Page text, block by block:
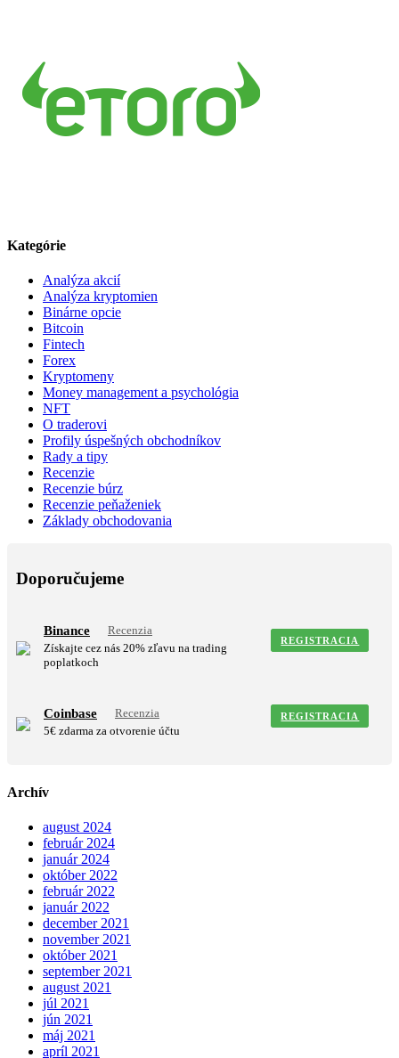
Kategórie
Analýza akcií
Analýza kryptomien
Binárne opcie
Bitcoin
Fintech
Forex
Kryptomeny
Money management a psychológia
NFT
O traderovi
Profily úspešných obchodníkov
Rady a tipy
Recenzie
Recenzie búrz
Recenzie peňaženiek
Základy obchodovania
Doporučujeme
Binance
Recenzia
Získajte cez nás 20% zľavu na trading
poplatkoch
REGISTRACIA
Coinbase
Recenzia
5€ zdarma za otvorenie účtu
REGISTRACIA
Archív
august 2024
február 2024
január 2024
október 2022
február 2022
január 2022
december 2021
november 2021
október 2021
september 2021
august 2021
júl 2021
jún 2021
máj 2021
apríl 2021